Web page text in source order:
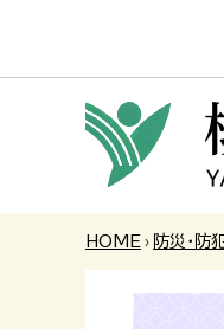
HOME › 防災・防